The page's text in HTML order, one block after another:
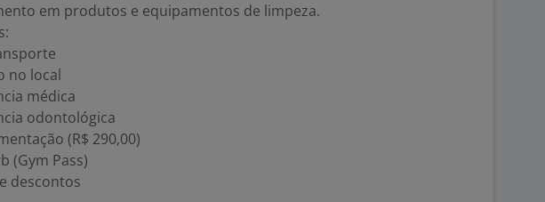
em produtos e equipamentos de limpeza.
no local
médica
odontológica
(R$ 290,00)
(Gym Pass)
descontos